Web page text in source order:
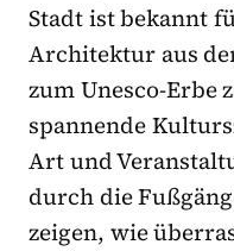
Stadt ist bekannt
Architektur aus
zum Unesco-Erbe
spannende
Art und
durch die
zeigen, wie